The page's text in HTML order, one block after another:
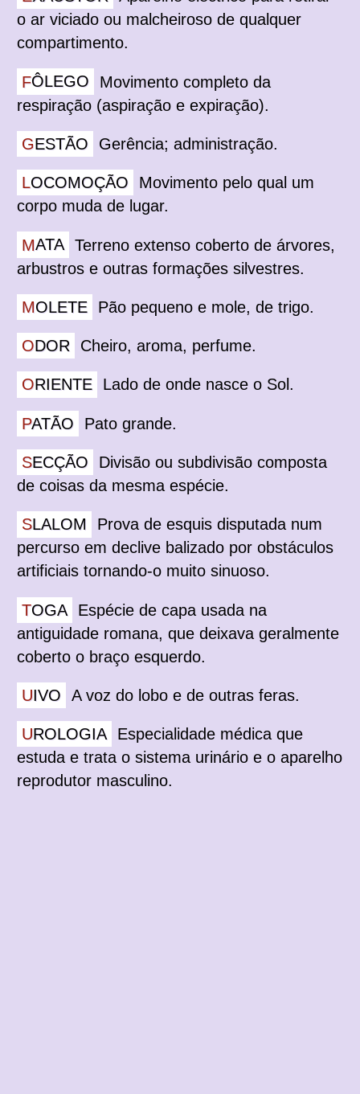
o ar viciado ou malcheiroso de qualquer
compartimento.
FÔLEGO
Movimento completo da
respiração (aspiração e expiração).
GESTÃO Gerência; administração.
LOCOMOÇÃO
Movimento pelo qual um
corpo muda de lugar.
MATA Terreno extenso coberto de árvores,
arbustros e outras formações silvestres.
MOLETE Pão pequeno e mole, de trigo.
ODOR Cheiro, aroma, perfume.
ORIENTE Lado de onde nasce o Sol.
PATÃO Pato grande.
SECÇÃO
Divisão ou subdivisão composta
de coisas da mesma espécie.
SLALOM
Prova de esquis disputada num
percurso em declive balizado por obstáculos
artificiais tornando-o muito sinuoso.
TOGA
Espécie de capa usada na
antiguidade romana, que deixava geralmente
coberto o braço esquerdo.
UIVO A voz do lobo e de outras feras.
UROLOGIA
Especialidade médica que
estuda e trata o sistema urinário e o aparelho
reprodutor masculino.